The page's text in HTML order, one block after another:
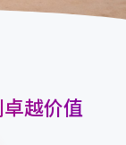
越价值